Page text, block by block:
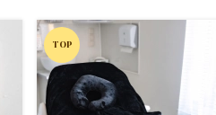
TOP